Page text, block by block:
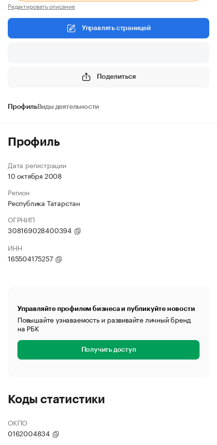
Редактировать описание
Управлять страницей
Поделиться
ПрофильВиды деятельности
Профиль
Дата регистрации
10 октября 2008
Регион
Республика Татарстан
ОГРНИП
308169028400394
ИНН
165504175257
Управляйте профилем бизнеса и публикуйте новости
Повышайте узнаваемость и развивайте личный бренд
на РБК
Получить доступ
Коды статистики
ОКПО
0162004834